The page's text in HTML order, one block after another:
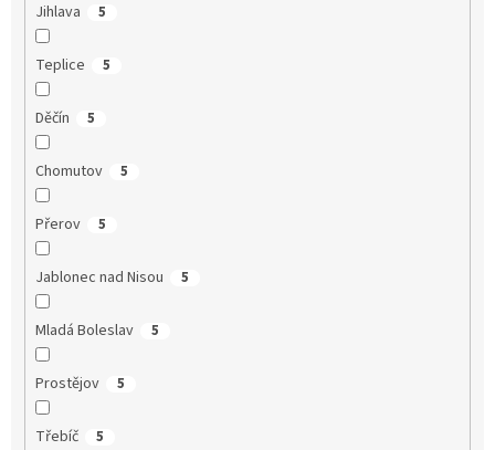
Jihlava 5
Teplice 5
Děčín 5
Chomutov 5
Přerov 5
Jablonec nad Nisou 5
Mladá Boleslav 5
Prostějov 5
Třebíč 5